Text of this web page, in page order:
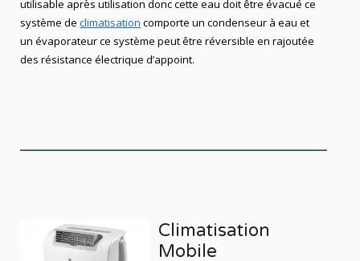
utilisable après utilisation donc cette eau doit être évacué ce
système declimatisation comporte un condenseur à eau et
un évaporateur ce système peut être réversible en rajoutée
des résistance électrique d’appoint.
Climatisation
Mobile